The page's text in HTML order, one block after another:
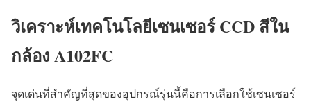
วิเคราะห์เทคโนโลยีเซนเซอร์ CCD สีใน
กล้อง A102FC
จุดเด่นที่สำคัญที่สุดของอุปกรณ์รุ่นนี้คือการเลือกใช้เซนเซอร์